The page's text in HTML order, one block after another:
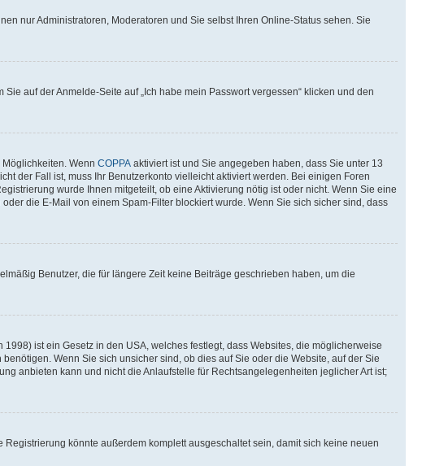
nur Administratoren, Moderatoren und Sie selbst Ihren Online-Status sehen. Sie
auf der Anmelde-Seite auf „Ich habe mein Passwort vergessen“ klicken und den
Wenn COPPA aktiviert ist und Sie angegeben haben, dass Sie unter 13
der Fall ist, muss Ihr Benutzerkonto vielleicht aktiviert werden. Bei einigen Foren
wurde Ihnen mitgeteilt, ob eine Aktivierung nötig ist oder nicht. Wenn Sie eine
die E-Mail von einem Spam-Filter blockiert wurde. Wenn Sie sich sicher sind, dass
Benutzer, die für längere Zeit keine Beiträge geschrieben haben, um die
ist ein Gesetz in den USA, welches festlegt, dass Websites, die möglicherweise
Wenn Sie sich unsicher sind, ob dies auf Sie oder die Website, auf der Sie
anbieten kann und nicht die Anlaufstelle für Rechtsangelegenheiten jeglicher Art ist;
könnte außerdem komplett ausgeschaltet sein, damit sich keine neuen